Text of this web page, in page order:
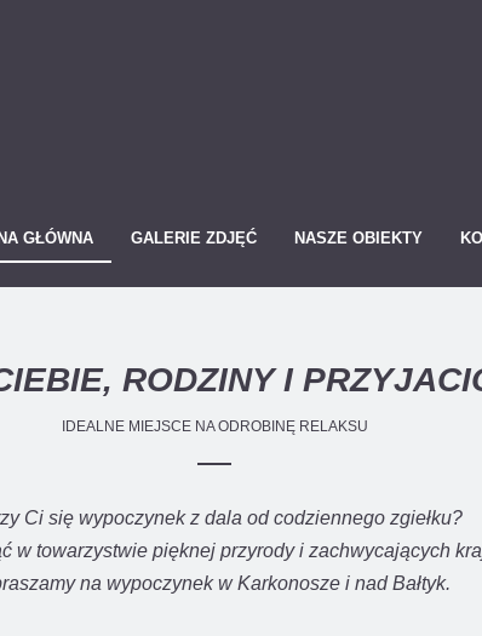
GŁÓWNA GALERIE ZDJĘĆ NASZE OBIEKTY
RODZINY I
IDEALNE MIEJSCE NA ODROBINĘ RELAKSU
Ci się wypoczynek z dala od codziennego zgiełku?
w towarzystwie pięknej przyrody i zachwycających
na wypoczynek w Karkonosze i nad Bałtyk.